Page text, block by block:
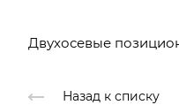
Двухосевые
Назад к списку